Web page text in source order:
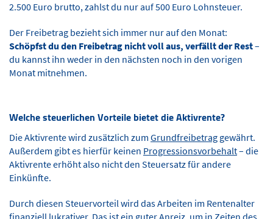
2.500 Euro brutto, zahlst du nur auf 500 Euro Lohnsteuer.
Der Freibetrag bezieht sich immer nur auf den Monat:
Schöpfst du den Freibetrag nicht voll aus, verfällt der Rest–
du kannst ihn weder in den nächsten noch in den vorigen
Monat mitnehmen.
Welche steuerlichen Vorteile bietet die Aktivrente?
Die Aktivrente wird zusätzlich zum Grundfreibetrag gewährt.
Außerdem gibt es hierfür keinen Progressionsvorbehalt– die
Aktivrente erhöht also nicht den Steuersatz für andere
Einkünfte.
Durch diesen Steuervorteil wird das Arbeiten im Rentenalter
finanziell lukrativer. Das ist ein guter Anreiz, um in Zeiten des